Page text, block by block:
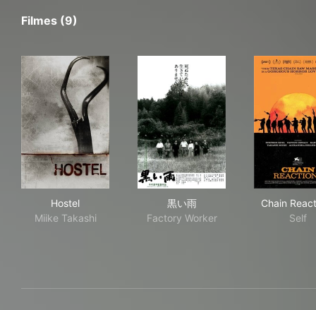
Filmes (9)
Hostel
Miike Takashi
黒い雨
Factory Worker
Chain
Self